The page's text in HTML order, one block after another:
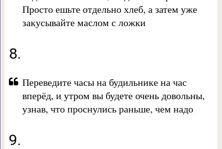
Просто ешьте отдельно хлеб, а затем уже
закусывайте маслом с ложки
8.
Переведите часы на будильнике на час
вперёд, и утром вы будете очень довольны,
узнав, что проснулись раньше, чем надо
9.